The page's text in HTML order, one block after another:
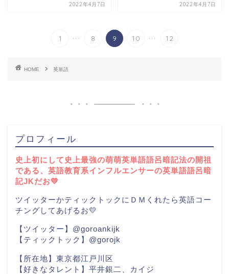
2022年4月7日 2022年4月7日
1 ... 8 9 10 ... 12
HOME 英単語
プロフィール
史上初にして史上最強の萌萌英単語語呂暗記法の開祖
である、英語教育系インフルエンサーの英単語語呂暗
記JKだお💛
ツイッターかティックトックにＤＭくれたら英語コー
チングしてあげるお💛
【ツイッター】@goroankijk
【ティックトック】@gorojk
【所在地】東京都江戸川区
【好きなタレント】平井銀二、カイジ